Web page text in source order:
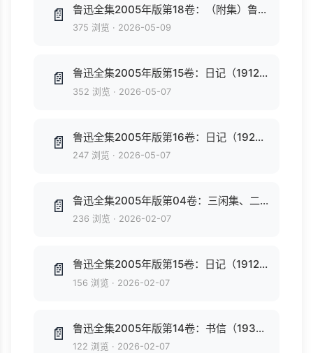
📄 鲁迅全集2005年版第18卷：（附集）鲁迅著译年表、全集篇目索引、全集注释索引.pdf
375 浏览 · 2026-05-09
📄 鲁迅全集2005年版第15卷：日记（1912-1926）.pdf
352 浏览 · 2026-05-07
📄 鲁迅全集2005年版第16卷：日记（1927-1936）.pdf
247 浏览 · 2026-05-07
📄 鲁迅全集2005年版第04卷：三闲集、二心集、南腔北调集.pdf
236 浏览 · 2026-02-07
📄 鲁迅全集2005年版第15卷：日记（1912-1926）.pdf
156 浏览 · 2026-02-07
📄 鲁迅全集2005年版第14卷：书信（1936、致外国人士）.pdf
122 浏览 · 2026-02-07